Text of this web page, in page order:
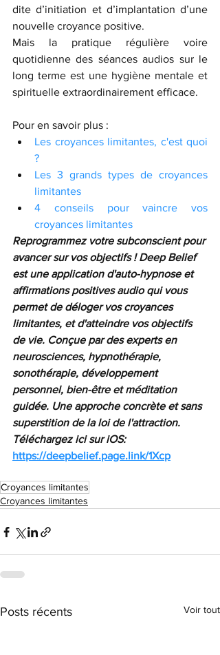
dite d’initiation et d’implantation d’une
nouvelle croyance positive.
Mais la pratique régulière voire
quotidienne des séances audios sur le
long terme est une hygiène mentale et
spirituelle extraordinairement efficace.
Pour en savoir plus :
Les croyances limitantes, c'est quoi
?
Les 3 grands types de croyances
limitantes
4 conseils pour vaincre vos
croyances limitantes
Reprogrammez votre subconscient pour
avancer sur vos objectifs ! Deep Belief
est une application d'auto-hypnose et
affirmations positives audio qui vous
permet de déloger vos croyances
limitantes, et d'atteindre vos objectifs
de vie. Conçue par des experts en
neurosciences, hypnothérapie,
sonothérapie, développement
personnel, bien-être et méditation
guidée. Une approche concrète et sans
superstition de la loi de l'attraction.
Téléchargez ici sur iOS:
https://deepbelief.page.link/1Xcp
Croyances limitantes
Croyances limitantes
Posts récents Voir tout